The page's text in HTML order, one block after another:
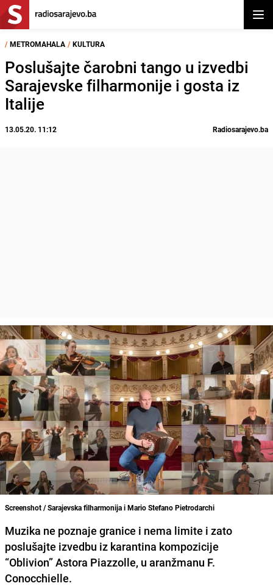
/ METROMAHALA / KULTURA
Poslušajte čarobni tango u izvedbi
Sarajevske filharmonije i gosta iz
Italije
13.05.20. 11:12 Radiosarajevo.ba
Screenshot / Sarajevska filharmonija i Mario Stefano Pietrodarchi
Muzika ne poznaje granice i nema limite i zato
poslušajte izvedbu iz karantina kompozicije
“Oblivion” Astora Piazzolle, u aranžmanu F.
Conocchielle.